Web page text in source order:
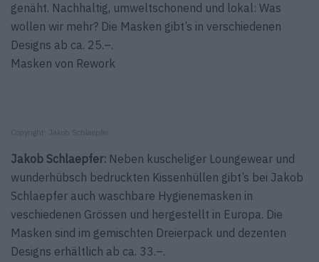
genäht. Nachhaltig, umweltschonend und lokal: Was
wollen wir mehr? Die Masken gibt’s in verschiedenen
Designs ab ca. 25.–.
Masken von Rework
Copyright: Jakob Schlaepfer
Jakob Schlaepfer: Neben kuscheliger Loungewear und
wunderhübsch bedruckten Kissenhüllen gibt’s bei Jakob
Schlaepfer auch waschbare Hygienemasken in
veschiedenen Grössen und hergestellt in Europa. Die
Masken sind im gemischten Dreierpack und dezenten
Designs erhältlich ab ca. 33.–.